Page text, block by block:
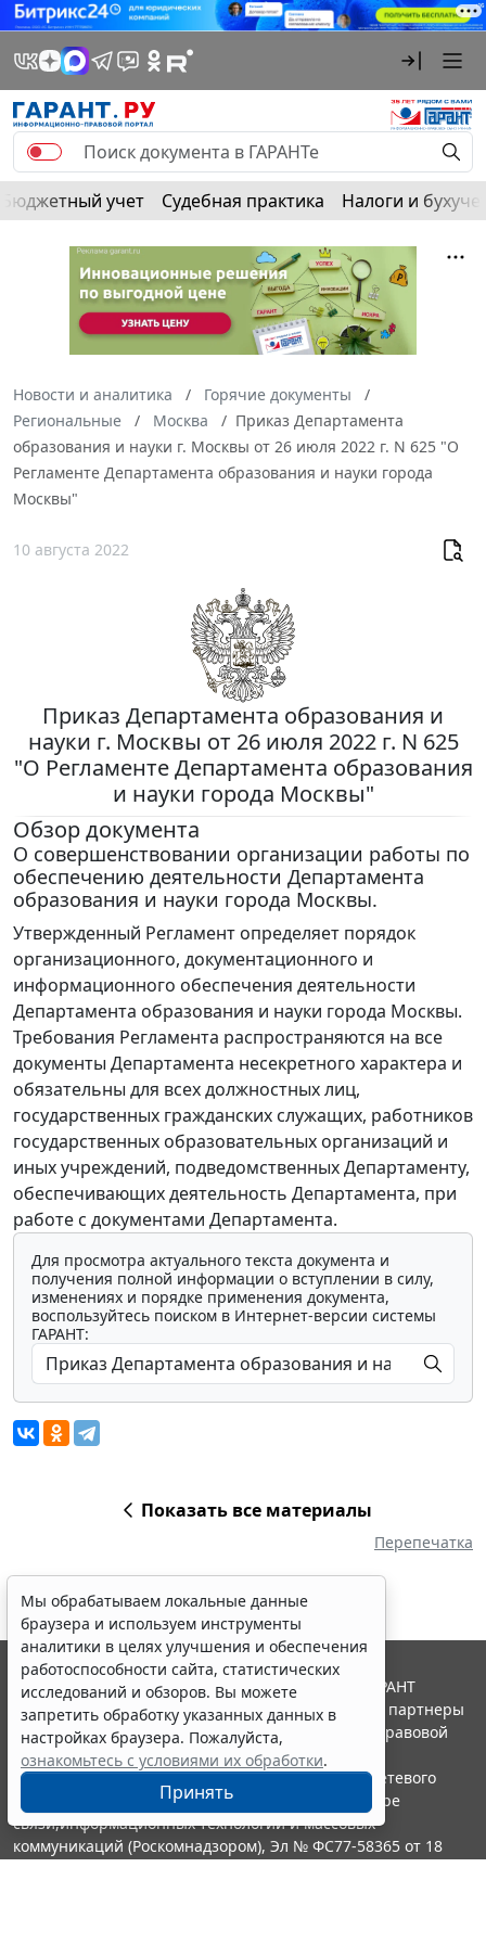
Бюджетный учет Судебная практика Налоги и
Новости и аналитика
Горячие документы
Региональные
Москва
Приказ Департамента
образования и науки г. Москвы от 26 июля 2022 г. N 625 "О
Регламенте Департамента образования и науки города
Москвы"
10 августа 2022
Приказ Департамента образования и
науки г. Москвы от 26 июля 2022 г. N 625
"О Регламенте Департамента образования
и науки города Москвы"
Обзор документа
О совершенствовании организации работы по
обеспечению деятельности Департамента
образования и науки города Москвы.
Утвержденный Регламент определяет порядок
организационного, документационного и
информационного обеспечения деятельности
Департамента образования и науки города Москвы.
Требования Регламента распространяются на все
документы Департамента несекретного характера и
обязательны для всех должностных лиц,
государственных гражданских служащих, работников
государственных образовательных организаций и
иных учреждений, подведомственных Департаменту,
обеспечивающих деятельность Департамента, при
работе с документами Департамента.
Для просмотра актуального текста документа и
получения полной информации о вступлении в силу,
изменениях и порядке применения документа,
воспользуйтесь поиском в Интернет-версии системы
ГАРАНТ:
Показать все материалы
Перепечатка
Мы обрабатываем локальные данные
браузера и используем инструменты
аналитики в целях улучшения и обеспечения
работоспособности сайта, статистических
исследований и обзоров. Вы можете
запретить обработку указанных данных в
настройках браузера. Пожалуйста,
ознакомьтесь с условиями их обработки.
Принять
© ООО "НПП "ГАРАНТ-СЕРВИС", 2026. Система ГАРАНТ
выпускается с 1990 года. Компания "Гарант" и ее партнеры
являются участниками Российской ассоциации правовой
информации ГАРАНТ.
Портал ГАРАНТ.РУ зарегистрирован в качестве сетевого
издания Федеральной службой по надзору в сфере
связи,информационных технологий и массовых
коммуникаций (Роскомнадзором), Эл № ФС77-58365 от 18